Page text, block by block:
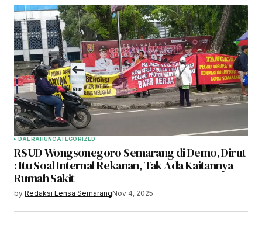
DAERAHUNCATEGORIZED
RSUD Wongsonegoro Semarang di Demo, Dirut
: Itu Soal Internal Rekanan, Tak Ada Kaitannya
Rumah Sakit
by Redaksi Lensa SemarangNov 4, 2025